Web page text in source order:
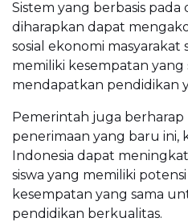
Sistem yang berbasis pada
diharapkan dapat
sosial ekonomi masyarakat
memiliki kesempatan
mendapatkan pendidikan
Pemerintah juga berharap
penerimaan yang baru ini,
Indonesia dapat
siswa yang memiliki
kesempatan yang sama
pendidikan berkualitas.